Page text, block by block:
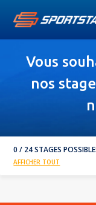
Vous
nos
0 / 24 STAGES
AFFICHER TOUT